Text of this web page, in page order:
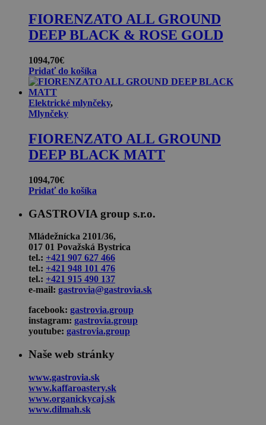
FIORENZATO ALL GROUND
DEEP BLACK & ROSE GOLD
1094,70€
Pridať do košíka
Elektrické mlynčeky,
Mlynčeky
FIORENZATO ALL GROUND
DEEP BLACK MATT
1094,70€
Pridať do košíka
GASTROVIA group s.r.o.
Mládežnícka 2101/36,
017 01 Považská Bystrica
tel.: +421 907 627 466
tel.: +421 948 101 476
tel.: +421 915 490 137
e-mail: gastrovia@gastrovia.sk
facebook: gastrovia.group
instagram: gastrovia.group
youtube: gastrovia.group
Naše web stránky
www.gastrovia.sk
www.kaffaroastery.sk
www.organickycaj.sk
www.dilmah.sk